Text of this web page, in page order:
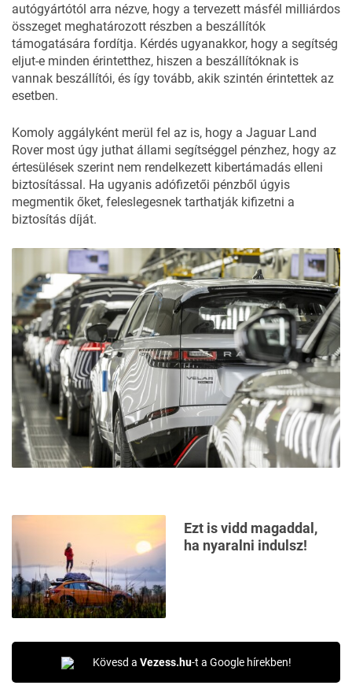
autógyártótól arra nézve, hogy a tervezett másfél milliárdos
összeget meghatározott részben a beszállítók
támogatására fordítja. Kérdés ugyanakkor, hogy a segítség
eljut-e minden érintetthez, hiszen a beszállítóknak is
vannak beszállítói, és így tovább, akik szintén érintettek az
esetben.
Komoly aggályként merül fel az is, hogy a Jaguar Land
Rover most úgy juthat állami segítséggel pénzhez, hogy az
értesülések szerint nem rendelkezett kibertámadás elleni
biztosítással. Ha ugyanis adófizetői pénzből úgyis
megmentik őket, feleslegesnek tarthatják kifizetni a
biztosítás díját.
Ezt is vidd magaddal,
ha nyaralni indulsz!
Kövesd a Vezess.hu-t a Google hírekben!